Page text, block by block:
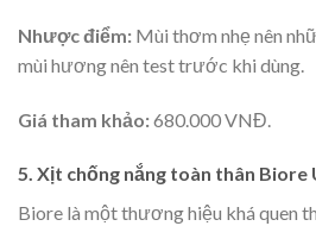
Nhược điểm: Mùi thơm nhẹ nên
mùi hương nên test trước khi dùng.
Giá tham khảo:680.000 VNĐ.
5. Xịt chống nắng toàn thân
Biore là một thương hiệu khá quen